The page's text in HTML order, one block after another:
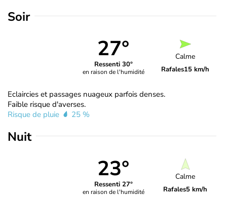
Soir
27°
Ressenti 30°
en raison de l'humidité
Calme
Rafales15 km/h
Eclaircies et passages nuageux parfois denses.
Faible risque d'averses.
Risque de pluie
25 %
Nuit
23°
Ressenti 27°
en raison de l'humidité
Calme
Rafales5 km/h